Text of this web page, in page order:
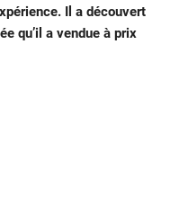
Il a découvert
qu’il a vendue à prix